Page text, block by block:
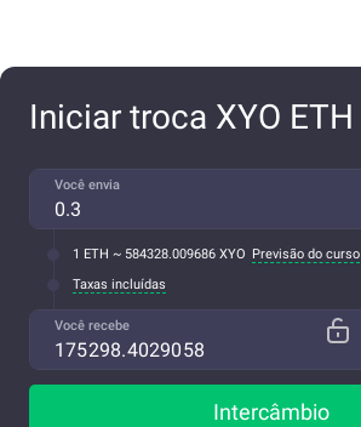
Iniciar troca XYO ETH
Você envia
1 ETH ~ 584328.009686 XYO Previsão do curso
Taxas incluídas
Você recebe
Intercâmbio